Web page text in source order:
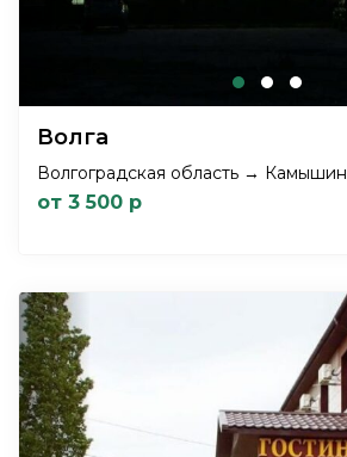
Волга
Волгоградская область → Камышин
от 3 500 р